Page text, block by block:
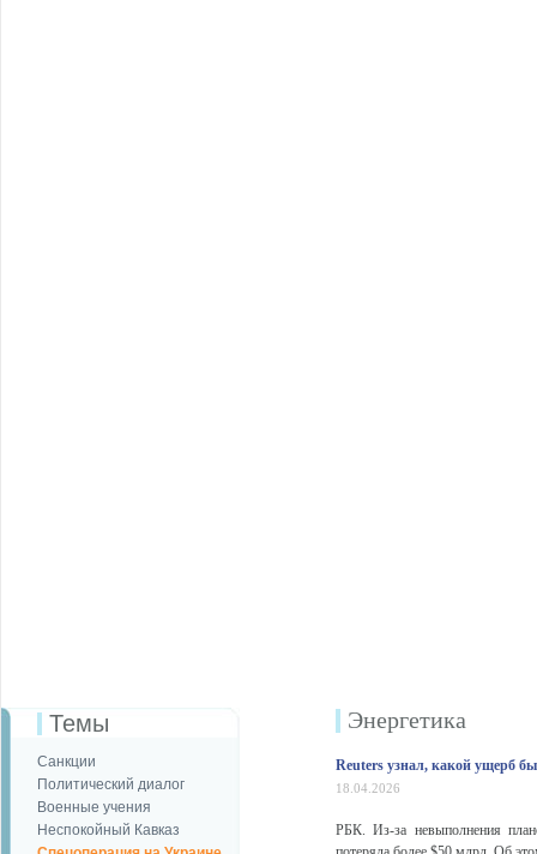
Темы
Санкции
Политический диалог
Военные учения
Неспокойный Кавказ
Энергетика
Reuters узнал, какой ущерб
18.04.2026
РБК. Из-за невыполнения